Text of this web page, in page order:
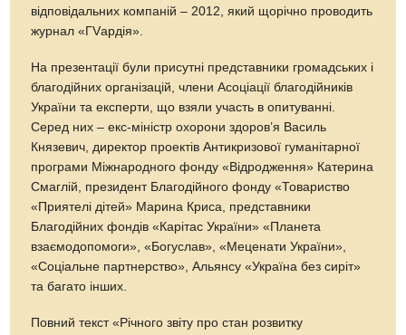
відповідальних компаній – 2012, який щорічно проводить
журнал «ГVардія».
На презентації були присутні представники громадських і
благодійних організацій, члени Асоціації благодійників
України та експерти, що взяли участь в опитуванні.
Серед них – екс-міністр охорони здоров’я Василь
Князевич, директор проектів Антикризової гуманітарної
програми Міжнародного фонду «Відродження» Катерина
Смаглій, президент Благодійного фонду «Товариство
«Приятелі дітей» Марина Криса, представники
Благодійних фондів «Карітас України» «Планета
взаємодопомоги», «Богуслав», «Меценати України»,
«Соціальне партнерство», Альянсу «Україна без сиріт»
та багато інших.
Повний текст «Річного звіту про стан розвитку